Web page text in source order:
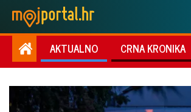
AKTUALNO CRNA KRONIKA